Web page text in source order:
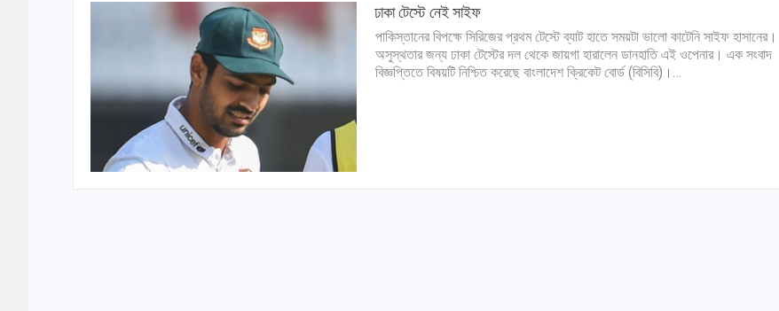
ঢাকা টেস্টে নেই সাইফ
পাকিস্তানের বিপক্ষে সিরিজের প্রথম টেস্টে ব্যাট হাতে সময়টা ভালো কাটেনি সাইফ
অসুস্থতার জন্য ঢাকা টেস্টের দল থেকে জায়গা হারালেন ডানহাতি এই ওপেনার। এক সংবাদ
বিজ্ঞপ্তিতে বিষয়টি নিশ্চিত করেছে বাংলাদেশ ক্রিকেট বোর্ড (বিসিবি)।…